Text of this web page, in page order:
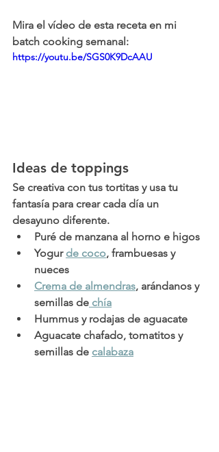
Mira el vídeo de esta receta en mi
batch cooking semanal:
https://youtu.be/SGS0K9DcAAU
Ideas de toppings
Se creativa con tus tortitas y usa tu
fantasía para crear cada día un
desayuno diferente.
Puré de manzana al horno e higos
Yogur de coco, frambuesas y
nueces
Crema de almendras, arándanos y
semillas de chía
Hummus y rodajas de aguacate
Aguacate chafado, tomatitos y
semillas de calabaza